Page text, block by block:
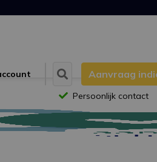
Aanvraag
Persoonlijk contact